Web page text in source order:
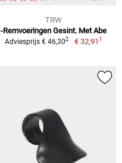
TRW
-Remvoeringen Gesint. Met Abe
Adviesprijs € 46,302 € 32,911